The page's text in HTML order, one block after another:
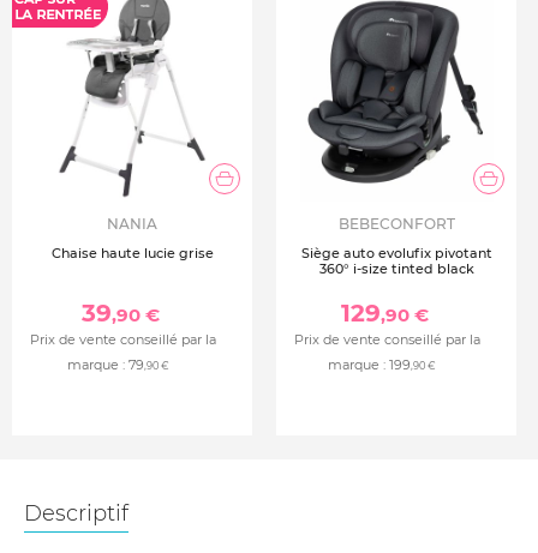
NANIA
Chaise haute lucie grise
39,90 €
Prix de vente conseillé par la
marque : 79,90 €
BEBECONFORT
Siège auto evolufix pivotant
360° i-size tinted black
129,90 €
Prix de vente conseillé par la
marque : 199,90 €
Descriptif